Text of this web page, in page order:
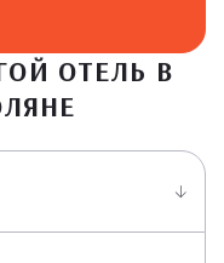
ОТЕЛЬ В